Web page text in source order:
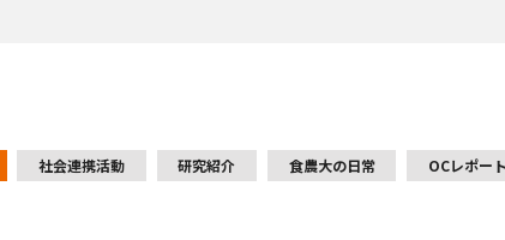
社会連携活動 研究紹介 食農大の日常 OCレポー